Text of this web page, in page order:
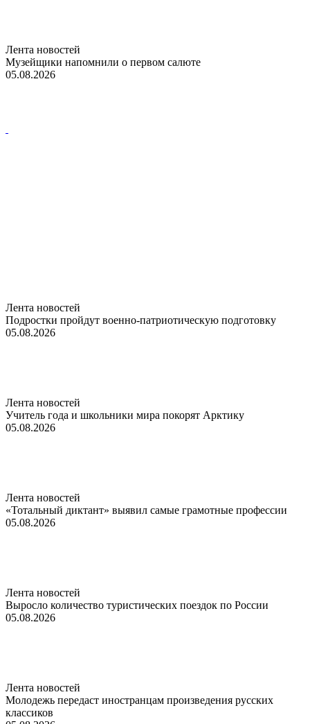
Лента новостей
Музейщики напомнили о первом салюте
05.08.2026
Лента новостей
Подростки пройдут военно-патриотическую подготовку
05.08.2026
Лента новостей
Учитель года и школьники мира покорят Арктику
05.08.2026
Лента новостей
«Тотальный диктант» выявил самые грамотные профессии
05.08.2026
Лента новостей
Выросло количество туристических поездок по России
05.08.2026
Лента новостей
Молодежь передаст иностранцам произведения русских
классиков